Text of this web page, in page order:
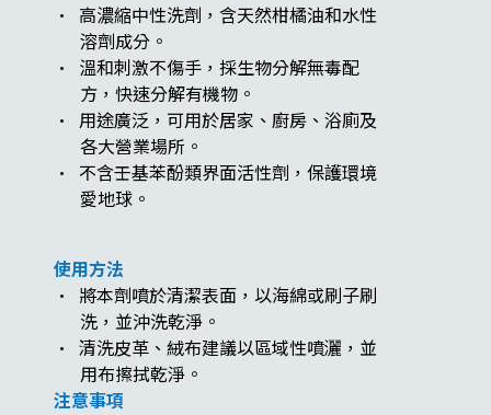
· 高濃縮中性洗劑，含天然柑橘油和水性
溶劑成分。
· 溫和刺激不傷手，採生物分解無毒配
方，快速分解有機物。
· 用途廣泛，可用於居家、廚房、浴廁及
各大營業場所。
· 不含壬基苯酚類界面活性劑，保護環境
愛地球。
使用方法
· 將本劑噴於清潔表面，以海綿或刷子刷
洗，並沖洗乾淨。
· 清洗皮革、絨布建議以區域性噴灑，並
用布擦拭乾淨。
注意事項